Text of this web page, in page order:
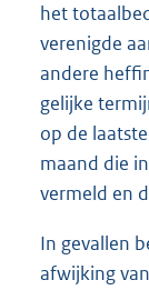
het
verenigde
andere
gelijke
op de
maand die
vermeld en
In gevallen
afwijking